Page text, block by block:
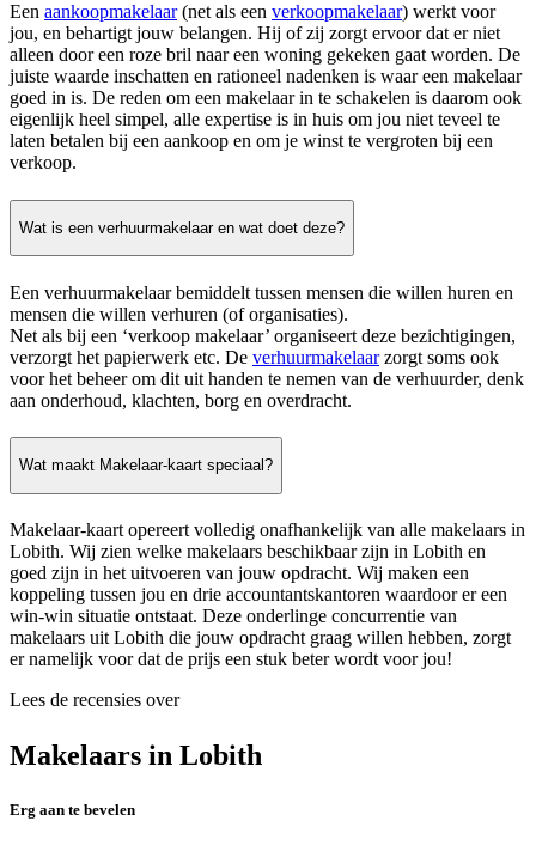
Een aankoopmakelaar(net als een verkoopmakelaar) werkt voor
jou, en behartigt jouw belangen. Hij of zij zorgt ervoor dat er niet
alleen door een roze bril naar een woning gekeken gaat worden. De
juiste waarde inschatten en rationeel nadenken is waar een makelaar
goed in is. De reden om een makelaar in te schakelen is daarom ook
eigenlijk heel simpel, alle expertise is in huis om jou niet teveel te
laten betalen bij een aankoop en om je winst te vergroten bij een
verkoop.
Wat is een verhuurmakelaar en wat doet deze?
Een verhuurmakelaar bemiddelt tussen mensen die willen huren en
mensen die willen verhuren (of organisaties).
Net als bij een ‘verkoop makelaar’ organiseert deze bezichtigingen,
verzorgt het papierwerk etc. De verhuurmakelaarzorgt soms ook
voor het beheer om dit uit handen te nemen van de verhuurder, denk
aan onderhoud, klachten, borg en overdracht.
Wat maakt Makelaar-kaart speciaal?
Makelaar-kaart opereert volledig onafhankelijk van alle makelaars in
Lobith. Wij zien welke makelaars beschikbaar zijn in Lobith en
goed zijn in het uitvoeren van jouw opdracht. Wij maken een
koppeling tussen jou en drie accountantskantoren waardoor er een
win-win situatie ontstaat. Deze onderlinge concurrentie van
makelaars uit Lobith die jouw opdracht graag willen hebben, zorgt
er namelijk voor dat de prijs een stuk beter wordt voor jou!
Lees de recensies over
Makelaars in Lobith
Erg aan te bevelen